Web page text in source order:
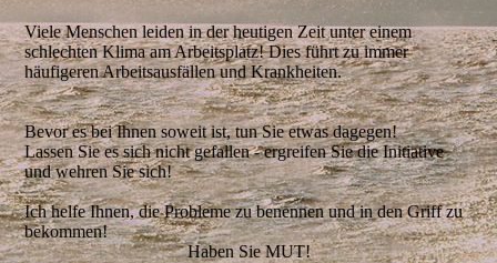
Viele Menschen leiden in der heutigen Zeit unter einem
schlechten Klima am Arbeitsplatz! Dies führt zu immer
häufigeren Arbeitsausfällen und Krankheiten.
Bevor es bei Ihnen soweit ist, tun Sie etwas dagegen!
Lassen Sie es sich nicht gefallen - ergreifen Sie die Initiative
und wehren Sie sich!
Ich helfe Ihnen, die Probleme zu benennen und in den Griff zu
bekommen!
Haben Sie MUT!